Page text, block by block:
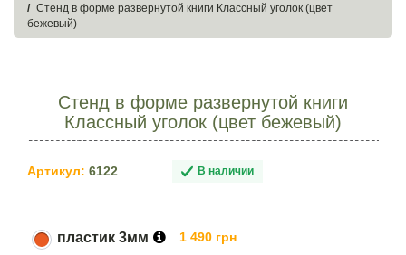
Стенд в форме развернутой книги Классный уголок (цвет
бежевый)
Стенд в форме развернутой книги
Классный уголок (цвет бежевый)
Артикул: 6122 В наличии
пластик 3мм 1 490 грн